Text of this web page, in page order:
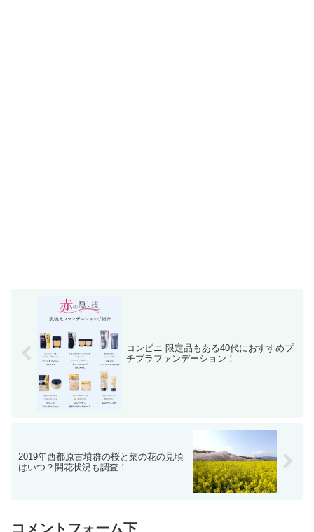
コンビニ 限定品もある40代におすすめプ
チプラファンデーション！
2019年西都原古墳群の桜と菜の花の見頃
はいつ？開花状況も調査！
コメントフォーム下